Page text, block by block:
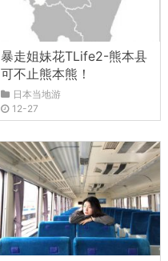
暴走姐妹花TLife2-熊本县
可不止熊本熊！
日本当地游
12-27